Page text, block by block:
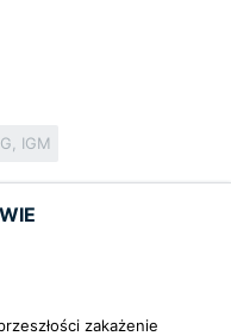
IGM
zakażenie